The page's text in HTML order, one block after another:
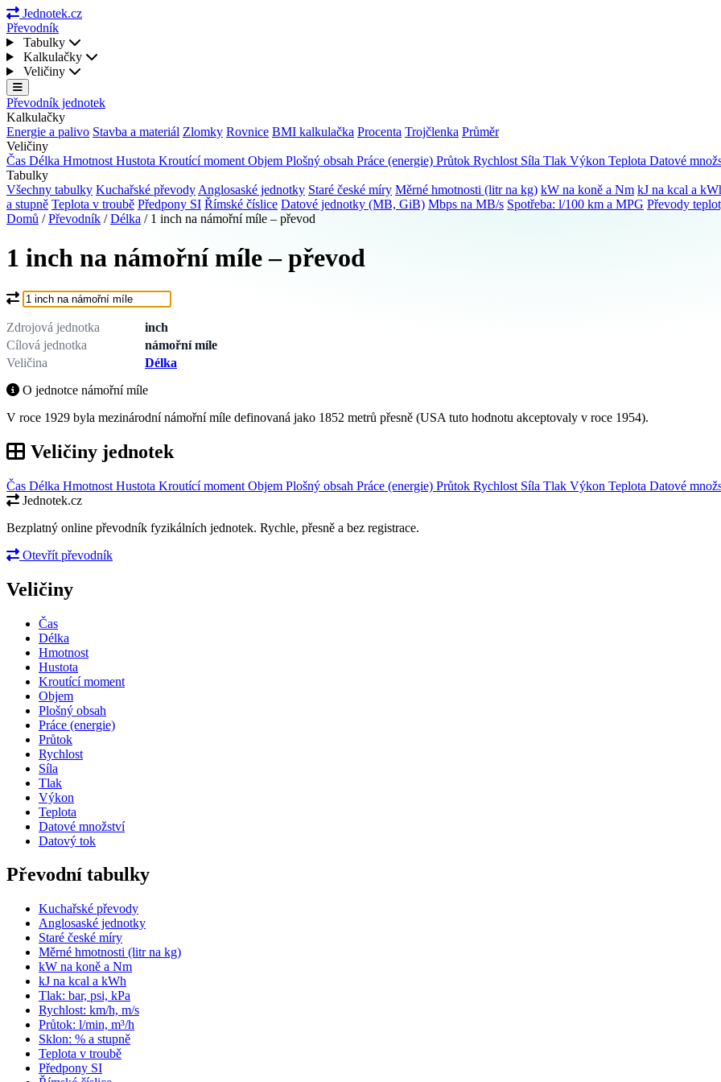
Jednotek.cz
Převodník
Tabulky
Kalkulačky
Veličiny
Převodník jednotek
Kalkulačky
Energie a palivo Stavba a materiál Zlomky Rovnice BMI kalkulačka Procenta Trojčlenka Průměr
Veličiny
Čas Délka Hmotnost Hustota Kroutící moment Objem Plošný obsah Práce (energie) Průtok Rychlost Síla Tlak Výkon Teplota Datové
Tabulky
Všechny tabulky Kuchařské převody Anglosaské jednotky Staré české míry Měrné hmotnosti (litr na kg) kW na koně a Nm kJ na kcal a
a stupně Teplota v troubě Předpony SI Římské číslice Datové jednotky (MB, GiB) Mbps na MB/s Spotřeba: l/100 km a MPG Převody
Domů / Převodník / Délka / 1 inch na námořní míle – převod
1 inch na námořní míle – převod
Co chcete převést?
Zdrojová jednotka
inch
Cílová jednotka
námořní míle
Veličina
Délka
O jednotce námořní míle
V roce 1929 byla mezinárodní námořní míle definovaná jako 1852 metrů přesně (USA tuto hodnotu akceptovaly v roce 1954).
Veličiny jednotek
Čas Délka Hmotnost Hustota Kroutící moment Objem Plošný obsah Práce (energie) Průtok Rychlost Síla Tlak Výkon Teplota Datové
Jednotek.cz
Bezplatný online převodník fyzikálních jednotek. Rychle, přesně a bez registrace.
Otevřít převodník
Veličiny
Čas
Délka
Hmotnost
Hustota
Kroutící moment
Objem
Plošný obsah
Práce (energie)
Průtok
Rychlost
Síla
Tlak
Výkon
Teplota
Datové množství
Datový tok
Převodní tabulky
Kuchařské převody
Anglosaské jednotky
Staré české míry
Měrné hmotnosti (litr na kg)
kW na koně a Nm
kJ na kcal a kWh
Tlak: bar, psi, kPa
Rychlost: km/h, m/s
Průtok: l/min, m³/h
Sklon: % a stupně
Teplota v troubě
Předpony SI